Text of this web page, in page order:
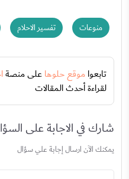
منوعات تفسير الاحلام
تابعواموقع حلوهاعلى منصة
لقراءة أحدث المقالات
شارك في الاجابة على
يمكنك الآن ارسال إجابة علي سؤال